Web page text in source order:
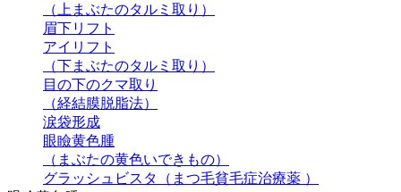
（上まぶたのタルミ取り）
眉下リフト
アイリフト
（下まぶたのタルミ取り）
目の下のクマ取り
（経結膜脱脂法）
涙袋形成
眼瞼黄色腫
（まぶたの黄色いできもの）
グラッシュビスタ（まつ毛貧毛症治療薬 ）